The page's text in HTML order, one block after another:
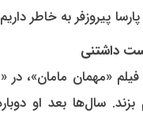
داشتنی
«مهمان مامان»،
سال‌ها بعد او